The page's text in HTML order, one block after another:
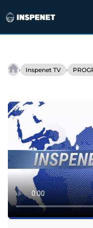
contenido
› Inspenet TV ›
INSPENET